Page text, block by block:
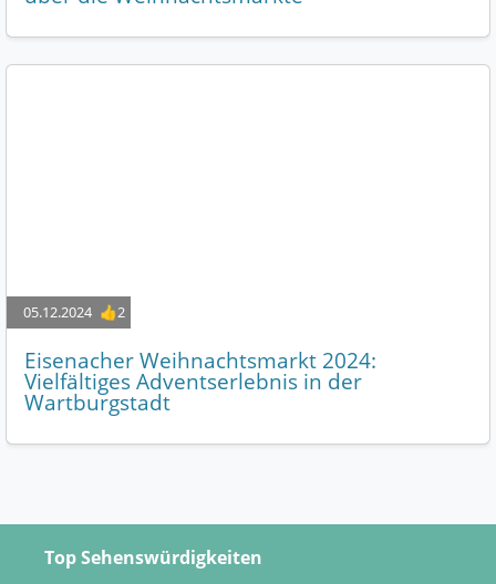
05.12.2024 👍2
Eisenacher Weihnachtsmarkt 2024:
Vielfältiges Adventserlebnis in der
Wartburgstadt
Top Sehenswürdigkeiten